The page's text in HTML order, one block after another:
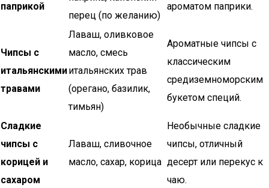
паприкой
перец (по желанию)
ароматом паприки.
Чипсы с
итальянскими
травами
Лаваш, оливковое
масло, смесь
итальянских трав
(орегано, базилик,
тимьян)
Ароматные чипсы с
классическим
средиземноморским
букетом специй.
Сладкие
чипсы с
корицей и
сахаром
Лаваш, сливочное
масло, сахар, корица
Необычные сладкие
чипсы, отличный
десерт или перекус к
чаю.